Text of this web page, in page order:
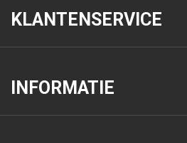
KLANTENSERVICE
INFORMATIE